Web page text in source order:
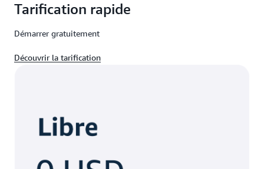
Tarification rapide
Démarrer gratuitement
Découvrir la tarification